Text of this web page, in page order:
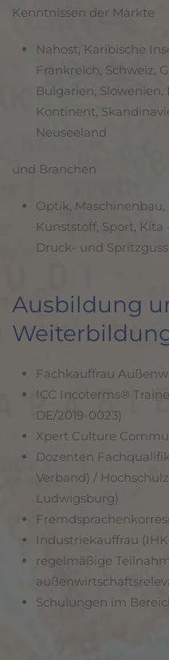
Kenntnissen der Märkte
Nahost, Karibische
Frankreich, Schweiz,
Bulgarien,
Kontinent,
Neuseeland
und Branchen
Optik,
Kunststoff, Sport,
Druck- und Spritzguss
Ausbildung
Fachkauffrau
ICC Incoterms®
DE/2019-0023)
Xpert Culture
Dozenten
Verband) /
Ludwigsburg)
Industriekauffrau
regelmäßige
Schulungen im